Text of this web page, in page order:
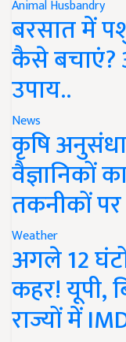
Animal Husbandry
बरसात में
कैसे बचाएं?
उपाय..
News
कृषि
वैज्ञानिकों
तकनीकों
Weather
अगले 12
कहर! यूपी,
राज्यों में